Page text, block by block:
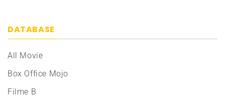
DATABASE
All Movie
Box Office Mojo
Filme B